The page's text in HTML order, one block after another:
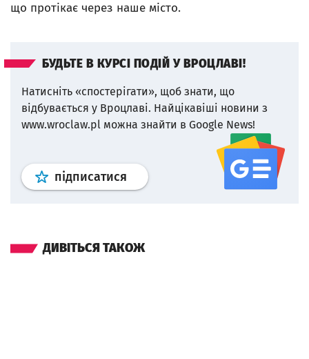
що протікає через наше місто.
БУДЬТЕ В КУРСІ ПОДІЙ У ВРОЦЛАВІ!
Натисніть «спостерігати», щоб знати, що
відбувається у Вроцлаві. Найцікавіші новини з
www.wroclaw.pl можна знайти в Google News!
підписатися Профіль google news
ДИВІТЬСЯ ТАКОЖ